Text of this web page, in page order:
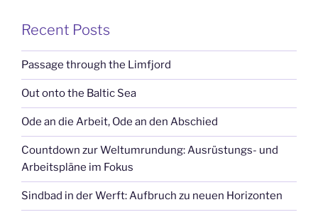
Recent Posts
Passage through the Limfjord
Out onto the Baltic Sea
Ode an die Arbeit, Ode an den Abschied
Countdown zur Weltumrundung: Ausrüstungs- und
Arbeitspläne im Fokus
Sindbad in der Werft: Aufbruch zu neuen Horizonten